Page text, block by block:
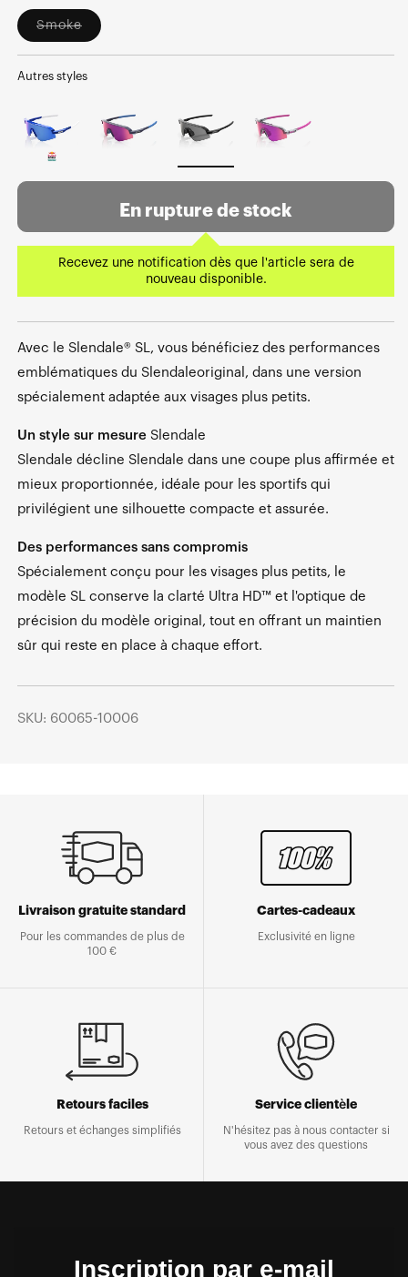
Smoke
Variant
or
Autres styles
En rupture de stock
Recevez une notification dès que l'article sera de
nouveau disponible.
Avec le Slendale® SL, vous bénéficiez des performances
emblématiques du Slendaleoriginal, dans une version
spécialement adaptée aux visages plus petits.
Un style sur mesure Slendale
Slendale décline Slendale dans une coupe plus affirmée et
mieux proportionnée, idéale pour les sportifs qui
privilégient une silhouette compacte et assurée.
Des performances sans compromis
Spécialement conçu pour les visages plus petits, le
modèle SL conserve la clarté Ultra HD™ et l'optique de
précision du modèle original, tout en offrant un maintien
sûr qui reste en place à chaque effort.
SKU: 60065-10006
Livraison gratuite standard
Pour les commandes de plus de
100 €
Cartes-cadeaux
Exclusivité en ligne
Retours faciles
Retours et échanges simplifiés
Service clientèle
N'hésitez pas à nous contacter si
vous avez des questions
Inscription par e-mail